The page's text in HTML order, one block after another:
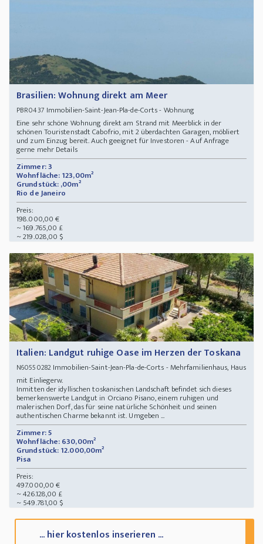
Brasilien: Wohnung direkt am Meer
PBR0437 Immobilien-Saint-Jean-Pla-de-Corts - Wohnung
Eine sehr schöne Wohnung direkt am Strand mit Meerblick in der
schönen Touristenstadt Cabofrio, mit 2 überdachten Garagen, möbliert
und zum Einzug bereit. Auch geeignet für Investoren - Auf Anfrage
gerne mehr Details
Zimmer: 3
Wohnfläche: 123,00m²
Grundstück: ,00m²
Rio de Janeiro
Preis:
198.000,00 €
~ 169.765,00 £
~ 219.028,00 $
Italien: Landgut ruhige Oase im Herzen der Toskana
N60550282Immobilien-Saint-Jean-Pla-de-Corts - Mehrfamilienhaus, Haus
mit Einliegerw.
Inmitten der idyllischen toskanischen Landschaft befindet sich dieses
bemerkenswerte Landgut in Orciano Pisano, einem ruhigen und
malerischen Dorf, das für seine natürliche Schönheit und seinen
authentischen Charme bekannt ist. Umgeben ...
Zimmer: 5
Wohnfläche: 630,00m²
Grundstück: 12.000,00m²
Pisa
Preis:
497.000,00 €
~ 426.128,00 £
~ 549.781,00 $
... hier kostenlos inserieren ...